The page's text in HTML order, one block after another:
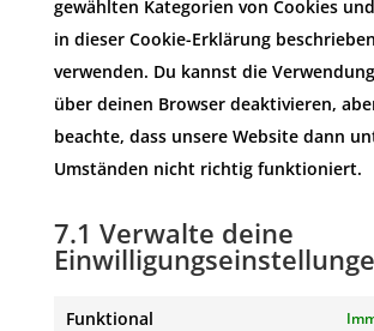
gewählten Kategorien von Cookies
in dieser Cookie-Erklärung
verwenden. Du kannst die
über deinen Browser deaktivieren,
beachte, dass unsere Website dann
Umständen nicht richtig funktioniert.
7.1 Verwalte deine
Funktional